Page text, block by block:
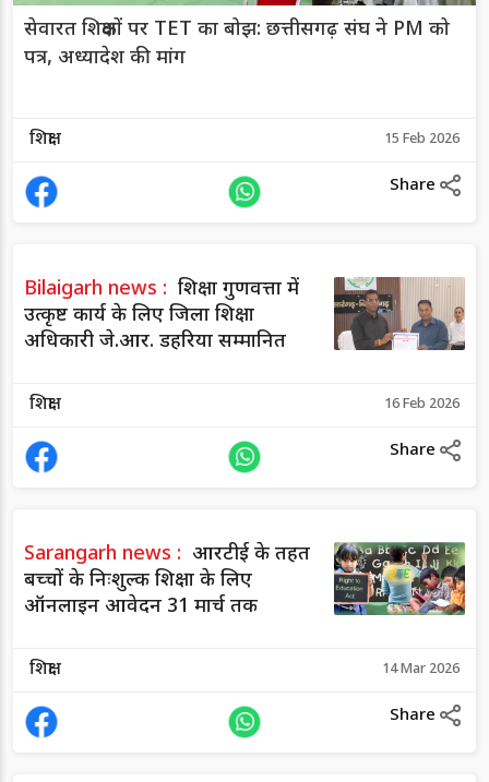
सेवारत शिक्षकों पर TET का बोझ: छत्तीसगढ़ संघ ने PM को
पत्र, अध्यादेश की मांग
शिक्षा 15 Feb 2026
Share
Bilaigarh news : शिक्षा गुणवत्ता में
उत्कृष्ट कार्य के लिए जिला शिक्षा
अधिकारी जे.आर. डहरिया सम्मानित
शिक्षा 16 Feb 2026
Share
Sarangarh news : आरटीई के तहत
बच्चों के निःशुल्क शिक्षा के लिए
ऑनलाइन आवेदन 31 मार्च तक
शिक्षा 14 Mar 2026
Share